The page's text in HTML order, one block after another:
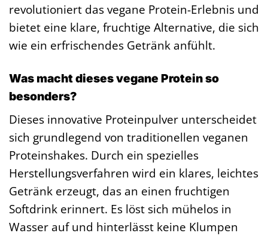
revolutioniert das vegane Protein-Erlebnis und
bietet eine klare, fruchtige Alternative, die sich
wie ein erfrischendes Getränk anfühlt.
Was macht dieses vegane Protein so
besonders?
Dieses innovative Proteinpulver unterscheidet
sich grundlegend von traditionellen veganen
Proteinshakes. Durch ein spezielles
Herstellungsverfahren wird ein klares, leichtes
Getränk erzeugt, das an einen fruchtigen
Softdrink erinnert. Es löst sich mühelos in
Wasser auf und hinterlässt keine Klumpen